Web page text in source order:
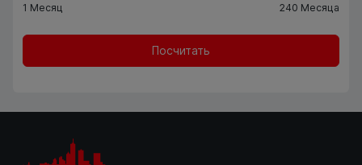
1 Месяц 240 Месяца
Посчитать